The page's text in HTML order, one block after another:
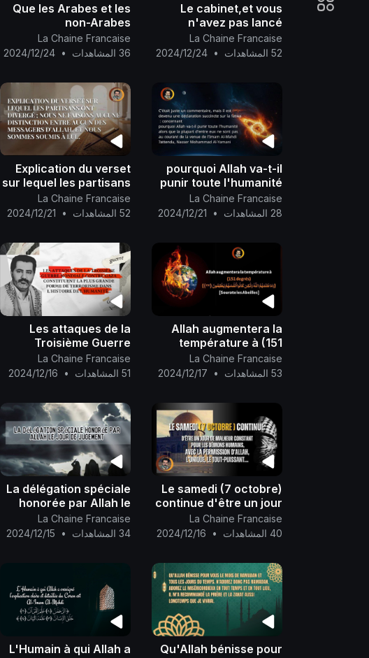
Le cabinet,et vous
n'avez pas lancé
quand vous avez
lancé, mais Allah l'a
La Chaine Francaise
52 المشاهدات
•
2024/12/24
Que les Arabes et les
non-Arabes
témoignent que la
promesse d’Allah de
La Chaine Francaise
36 المشاهدات
•
2024/12/24
pourquoi Allah va-t-il
punir toute l'humanité
eux ne sont pas au
courant de la venue Al-
La Chaine Francaise
28 المشاهدات
•
2024/12/21
Explication du verset
sur lequel les partisans
ont divergé ; nous ne
faisons aucune
et n
La Chaine Francaise
52 المشاهدات
•
2024/12/21
Allah augmentera la
température à (151
degrés).
La Chaine Francaise
53 المشاهدات
•
2024/12/17
Les attaques de la
Troisième Guerre
mondiale contre Gaza
constituent la plus
l'histoire de l'human
La Chaine Francaise
51 المشاهدات
•
2024/12/16
Le samedi (7 octobre)
continue d'être un jour
de malheur constant
pour les démons
l’Unique, l
La Chaine Francaise
40 المشاهدات
•
2024/12/16
La délégation spéciale
honorée par Allah le
jour de jugement
La Chaine Francaise
34 المشاهدات
•
2024/12/15
Qu'Allah bénisse pour
L'Humain à qui Allah a